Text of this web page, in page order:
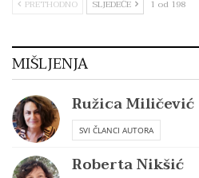
PRETHODNO SLJEDEĆE 1 od 198
MIŠLJENJA
Ružica Miličević
SVI ČLANCI AUTORA
Roberta Nikšić